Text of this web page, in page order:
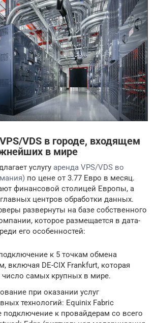
VDS в городе, входящем
в мире
услугу аренда VPS/VDS во
по цене от 3.77 Евро в месяц.
финансовой столицей Европы, а
центров обработки данных.
развернуты на базе собственного
которое размещается в дата-
его особенностей:
к 5 точкам обмена
включая DE-CIX Frankfurt, которая
число самых крупных в мире.
при оказании услуг
технологий: Equinix Fabric
подключение к провайдерам со всего